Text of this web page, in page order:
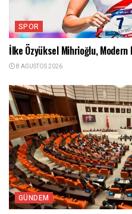
SPOR
İlke Özyüksel Mihrioğlu,
8 AĞUSTOS 2026
GÜNDEM